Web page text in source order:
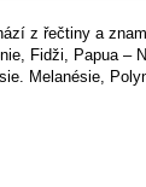
z řečtiny a
Fidži, Papua –
Melanésie,